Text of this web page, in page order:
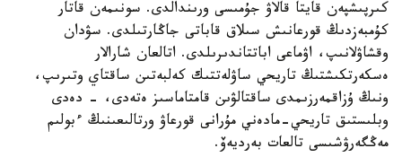
كىرپىشپەن قايتا قالاۋ جۇمىسى ورىندالدى. سونىمەن قاتار
كۇمبەزدىڭ قورعانىش سىلاق قاباتى جاڭارتىلدى. سۋدان
وقشاۋلانىپ، اۋماعى اباتتاندىرىلدى. اتالعان شارالار
ەسكەرتكىشتىڭ تاريحي ساۋلەتتىك كەلبەتىن ساقتاي وتىرىپ،
ونىڭ ۇزاقمەرزىمدى ساقتالۋىن قامتاماسىز ەتەدى، - دەدى
وبلىستىق تاريحي-مادەني مۇرانى قورعاۋ ورتالىعىنىڭ ءبولىم
مەڭگەرۋشىسى تالعات بەرديەۆ.